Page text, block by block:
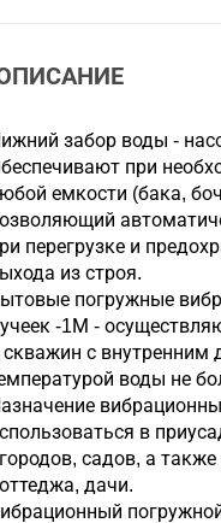
забор воды -
при
емкости (бака,
перегрузке и
из строя.
погружные
-1М -
скважин с внутренним
воды не
в
садов, а
дачи.